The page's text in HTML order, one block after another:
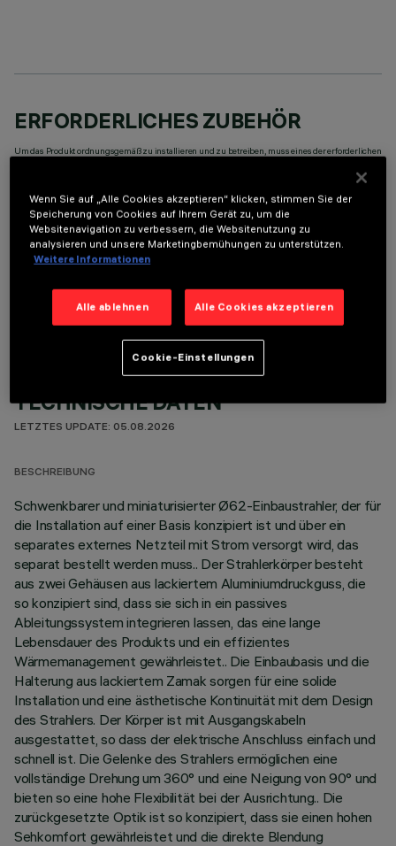
ERFORDERLICHES ZUBEHÖR
Um das Produkt ordnungsgemäß zu installieren und zu betreiben, muss eines der erforderlichen
OPTIONALE KOMPONENTEN
TECHNISCHE DATEN
LETZTES UPDATE: 05.08.2026
BESCHREIBUNG
Schwenkbarer und miniaturisierter Ø62-Einbaustrahler, der für
die Installation auf einer Basis konzipiert ist und über ein
separates externes Netzteil mit Strom versorgt wird, das
separat bestellt werden muss.. Der Strahlerkörper besteht
aus zwei Gehäusen aus lackiertem Aluminiumdruckguss, die
so konzipiert sind, dass sie sich in ein passives
Ableitungssystem integrieren lassen, das eine lange
Lebensdauer des Produkts und ein effizientes
Wärmemanagement gewährleistet.. Die Einbaubasis und die
Halterung aus lackiertem Zamak sorgen für eine solide
Installation und eine ästhetische Kontinuität mit dem Design
des Strahlers. Der Körper ist mit Ausgangskabeln
ausgestattet, so dass der elektrische Anschluss einfach und
schnell ist. Die Gelenke des Strahlers ermöglichen eine
vollständige Drehung um 360° und eine Neigung von 90° und
bieten so eine hohe Flexibilität bei der Ausrichtung.. Die
zurückgesetzte Optik ist so konzipiert, dass sie einen hohen
Sehkomfort gewährleistet und die direkte Blendung
Wenn Sie auf „Alle Cookies akzeptieren“ klicken, stimmen Sie der
Speicherung von Cookies auf Ihrem Gerät zu, um die
Websitenavigation zu verbessern, die Websitenutzung zu
analysieren und unsere Marketingbemühungen zu unterstützen.
Weitere Informationen
Alle ablehnen Alle Cookies akzeptieren
Cookie-Einstellungen